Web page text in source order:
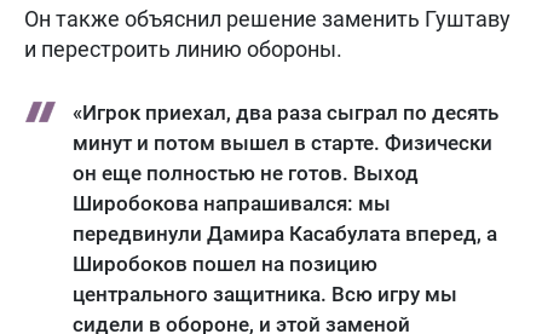
Он также объяснил решение заменить Гуштаву
и перестроить линию обороны.
«Игрок приехал, два раза сыграл по десять
минут и потом вышел в старте. Физически
он еще полностью не готов. Выход
Широбокова напрашивался: мы
передвинули Дамира Касабулата вперед, а
Широбоков пошел на позицию
центрального защитника. Всю игру мы
сидели в обороне, и этой заменой